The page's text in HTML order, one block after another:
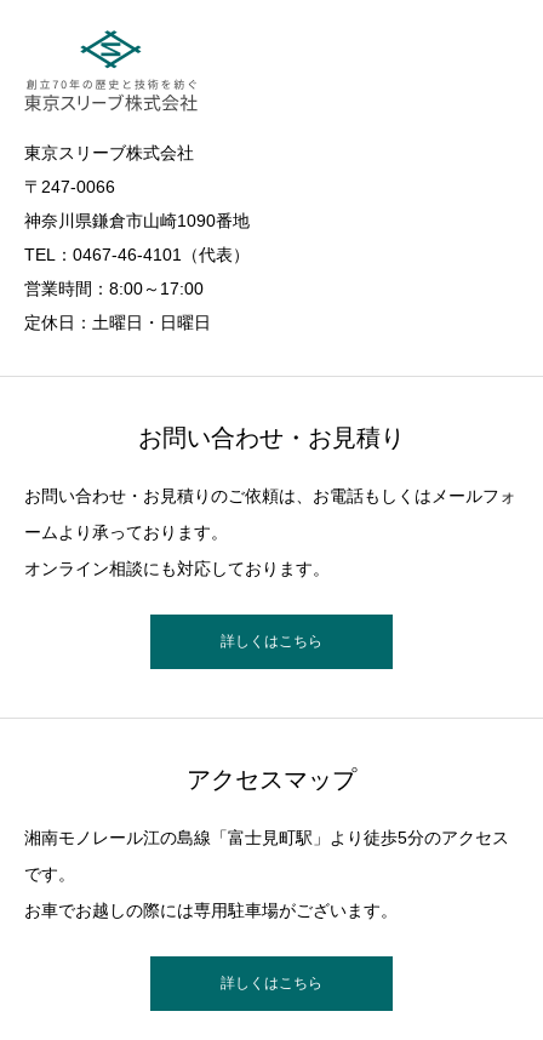
東京スリーブ株式会社
〒247-0066
神奈川県鎌倉市山崎1090番地
TEL：0467-46-4101（代表）
営業時間：8:00～17:00
定休日：土曜日・日曜日
お問い合わせ・お見積り
お問い合わせ・お見積りのご依頼は、お電話もしくはメールフォ
ームより承っております。
オンライン相談にも対応しております。
詳しくはこちら
アクセスマップ
湘南モノレール江の島線「富士見町駅」より徒歩5分のアクセス
です。
お車でお越しの際には専用駐車場がございます。
詳しくはこちら